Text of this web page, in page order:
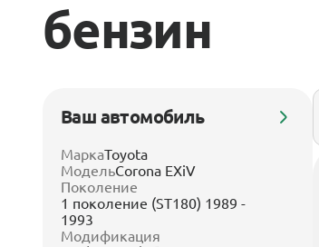
бензин
Ваш автомобиль
МаркаToyota
МодельCorona EXiV
Поколение
1 поколение (ST180) 1989 -
1993
Модификация